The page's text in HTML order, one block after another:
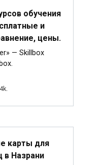
обучения
и
цены.
— Skillbox
карты для
в Назрани